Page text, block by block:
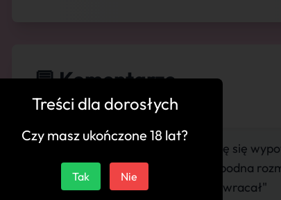
💬 Komentarze
"Odwiedziłem więc mogę się
Fenomenalny seks. swobodna
9/10, usługi 10/10. Będę wracał"
Treści dla dorosłych
Czy masz ukończone 18 lat?
Tak Nie